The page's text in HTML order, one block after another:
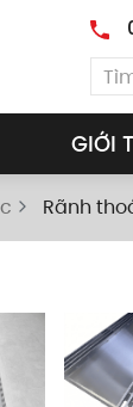
GIỚI
Rãnh